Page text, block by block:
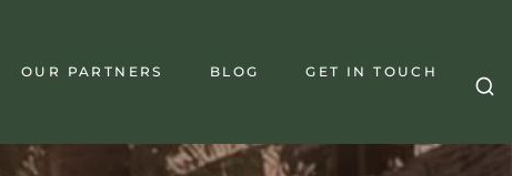
OUR PARTNERS BLOG GET IN TOUCH